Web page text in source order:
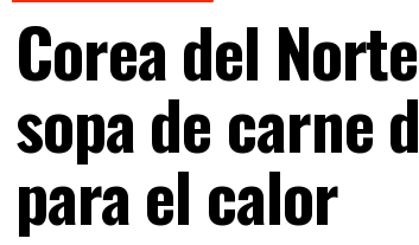
Corea del
sopa de carne
para el calor